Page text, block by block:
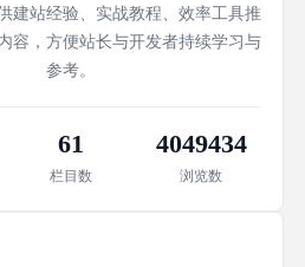
建站经验、实战教程、效率工具推
容，方便站长与开发者持续学习与
参考。
61
栏目数
4049434
浏览数